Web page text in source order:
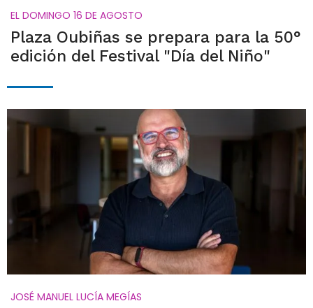
EL DOMINGO 16 DE AGOSTO
Plaza Oubiñas se prepara para la 50°
edición del Festival "Día del Niño"
JOSÉ MANUEL LUCÍA MEGÍAS